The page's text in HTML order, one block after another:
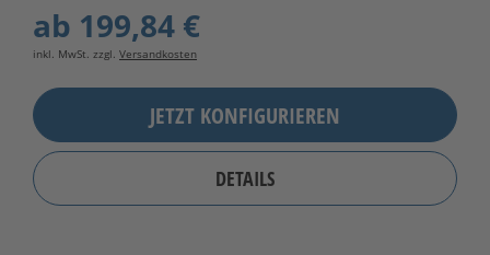
ab 199,84 €
inkl. MwSt. zzgl. Versandkosten
JETZT KONFIGURIEREN
DETAILS